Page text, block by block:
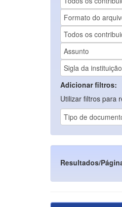
Adicionar filtros:
Utilizar filtros para
Resultados/